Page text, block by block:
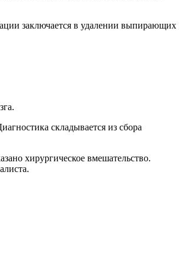
заключается в удалении выпирающих
складывается из сбора
хирургическое вмешательство.